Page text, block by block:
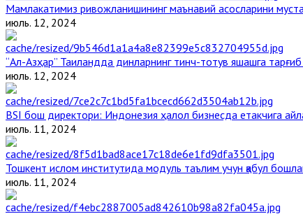
Мамлакатимиз ривожланишининг маънавий асосларини
июль. 12, 2024
“Ал-Азҳар” Таиландда динларнинг тинч-тотув яшашга
июль. 12, 2024
BSI бош директори: Индонезия ҳалол бизнесда етакчига
июль. 11, 2024
Тошкент ислом институтида модуль таълим учун қабул
июль. 11, 2024